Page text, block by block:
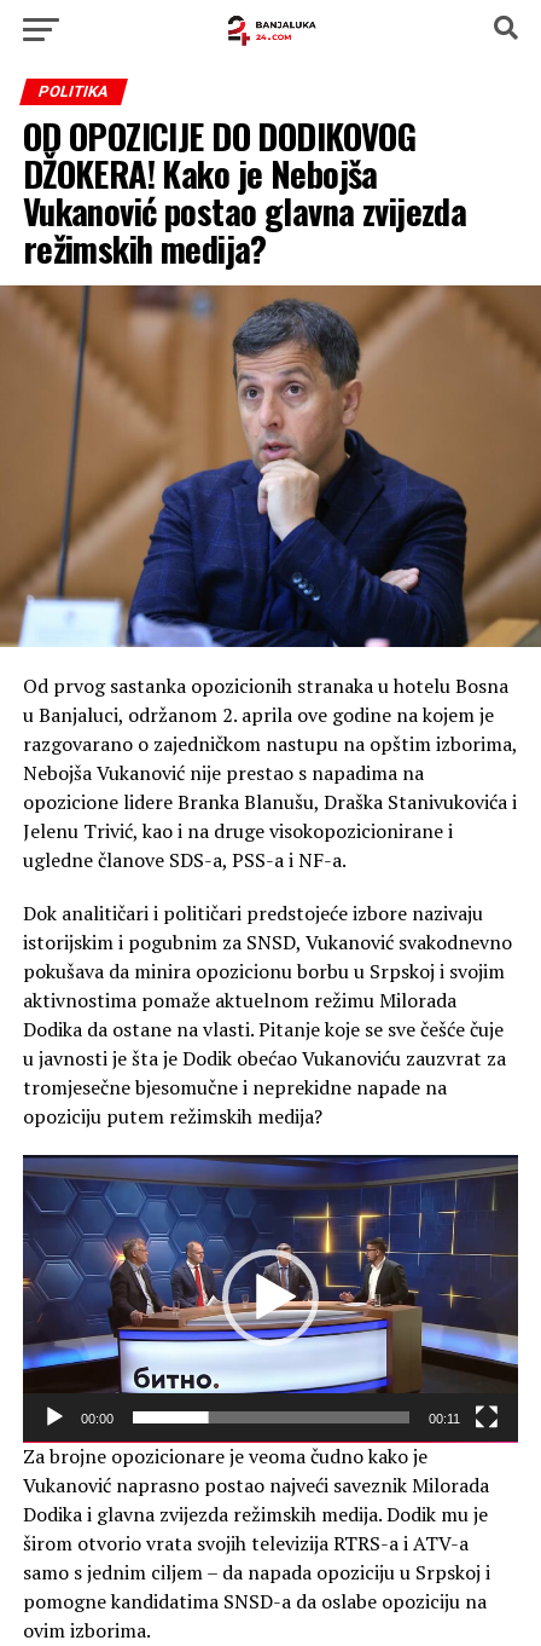
POLITIKA
OD OPOZICIJE DO DODIKOVOG
DŽOKERA! Kako je Nebojša
Vukanović postao glavna zvijezda
režimskih medija?
Od prvog sastanka opozicionih stranaka u hotelu Bosna
u Banjaluci, održanom 2. aprila ove godine na kojem je
razgovarano o zajedničkom nastupu na opštim izborima,
Nebojša Vukanović nije prestao s napadima na
opozicione lidere Branka Blanušu, Draška Stanivukovića i
Jelenu Trivić, kao i na druge visokopozicionirane i
ugledne članove SDS-a, PSS-a i NF-a.
Dok analitičari i političari predstojeće izbore nazivaju
istorijskim i pogubnim za SNSD, Vukanović svakodnevno
pokušava da minira opozicionu borbu u Srpskoj i svojim
aktivnostima pomaže aktuelnom režimu Milorada
Dodika da ostane na vlasti. Pitanje koje se sve češće čuje
u javnosti je šta je Dodik obećao Vukanoviću zauzvrat za
tromjesečne bjesomučne i neprekidne napade na
opoziciju putem režimskih medija?
Reproduktor
videozapisa
00:00 00:11
Za brojne opozicionare je veoma čudno kako je
Vukanović naprasno postao najveći saveznik Milorada
Dodika i glavna zvijezda režimskih medija. Dodik mu je
širom otvorio vrata svojih televizija RTRS-a i ATV-a
samo s jednim ciljem – da napada opoziciju u Srpskoj i
pomogne kandidatima SNSD-a da oslabe opoziciju na
ovim izborima.